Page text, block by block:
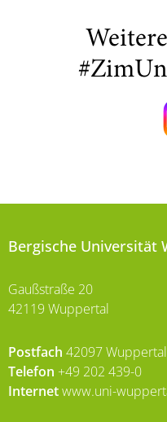
Bergische Universität
Gaußstraße 20
42119 Wuppertal
Postfach 42097 Wuppertal
Telefon +49 202 439-0
Internetwww.uni-